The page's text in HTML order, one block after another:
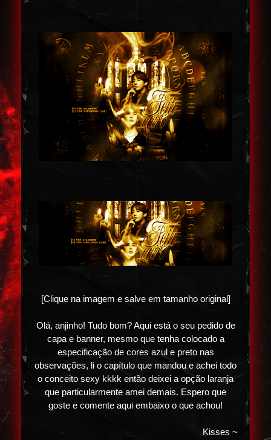
[Clique na imagem e salve em tamanho original]
Olá, anjinho! Tudo bom? Aqui está o seu pedido de
capa e banner, mesmo que tenha colocado a
especificação de cores azul e preto nas
observações, li o capítulo que mandou e achei todo
o conceito sexy kkkk então deixei a opção laranja
que particularmente amei demais. Espero que
goste e comente aqui embaixo o que achou!
Kisses ~